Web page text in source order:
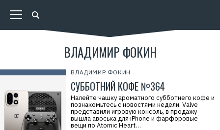
ВЛАДИМИР ФОКИН
ВЛАДИМИР ФОКИН
СУББОТНИЙ КОФЕ №364
Налейте чашку ароматного субботнего кофе и
познакомьтесь с новостями недели. Valve
представили игровую консоль, в продажу
вышла авоська для iPhone и фарфоровые
вещи по Atomic Heart…